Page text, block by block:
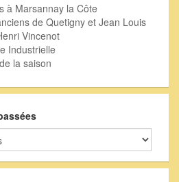
à Marsannay la Côte
de Quetigny et Jean Louis
Vincenot
Industrielle
la saison